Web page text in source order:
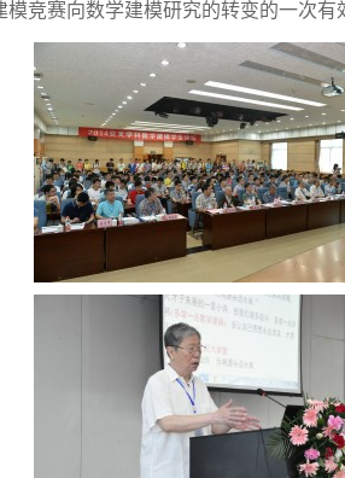
模竞赛向数学建模研究的转变的一次有